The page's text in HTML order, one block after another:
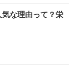
な理由って？栄